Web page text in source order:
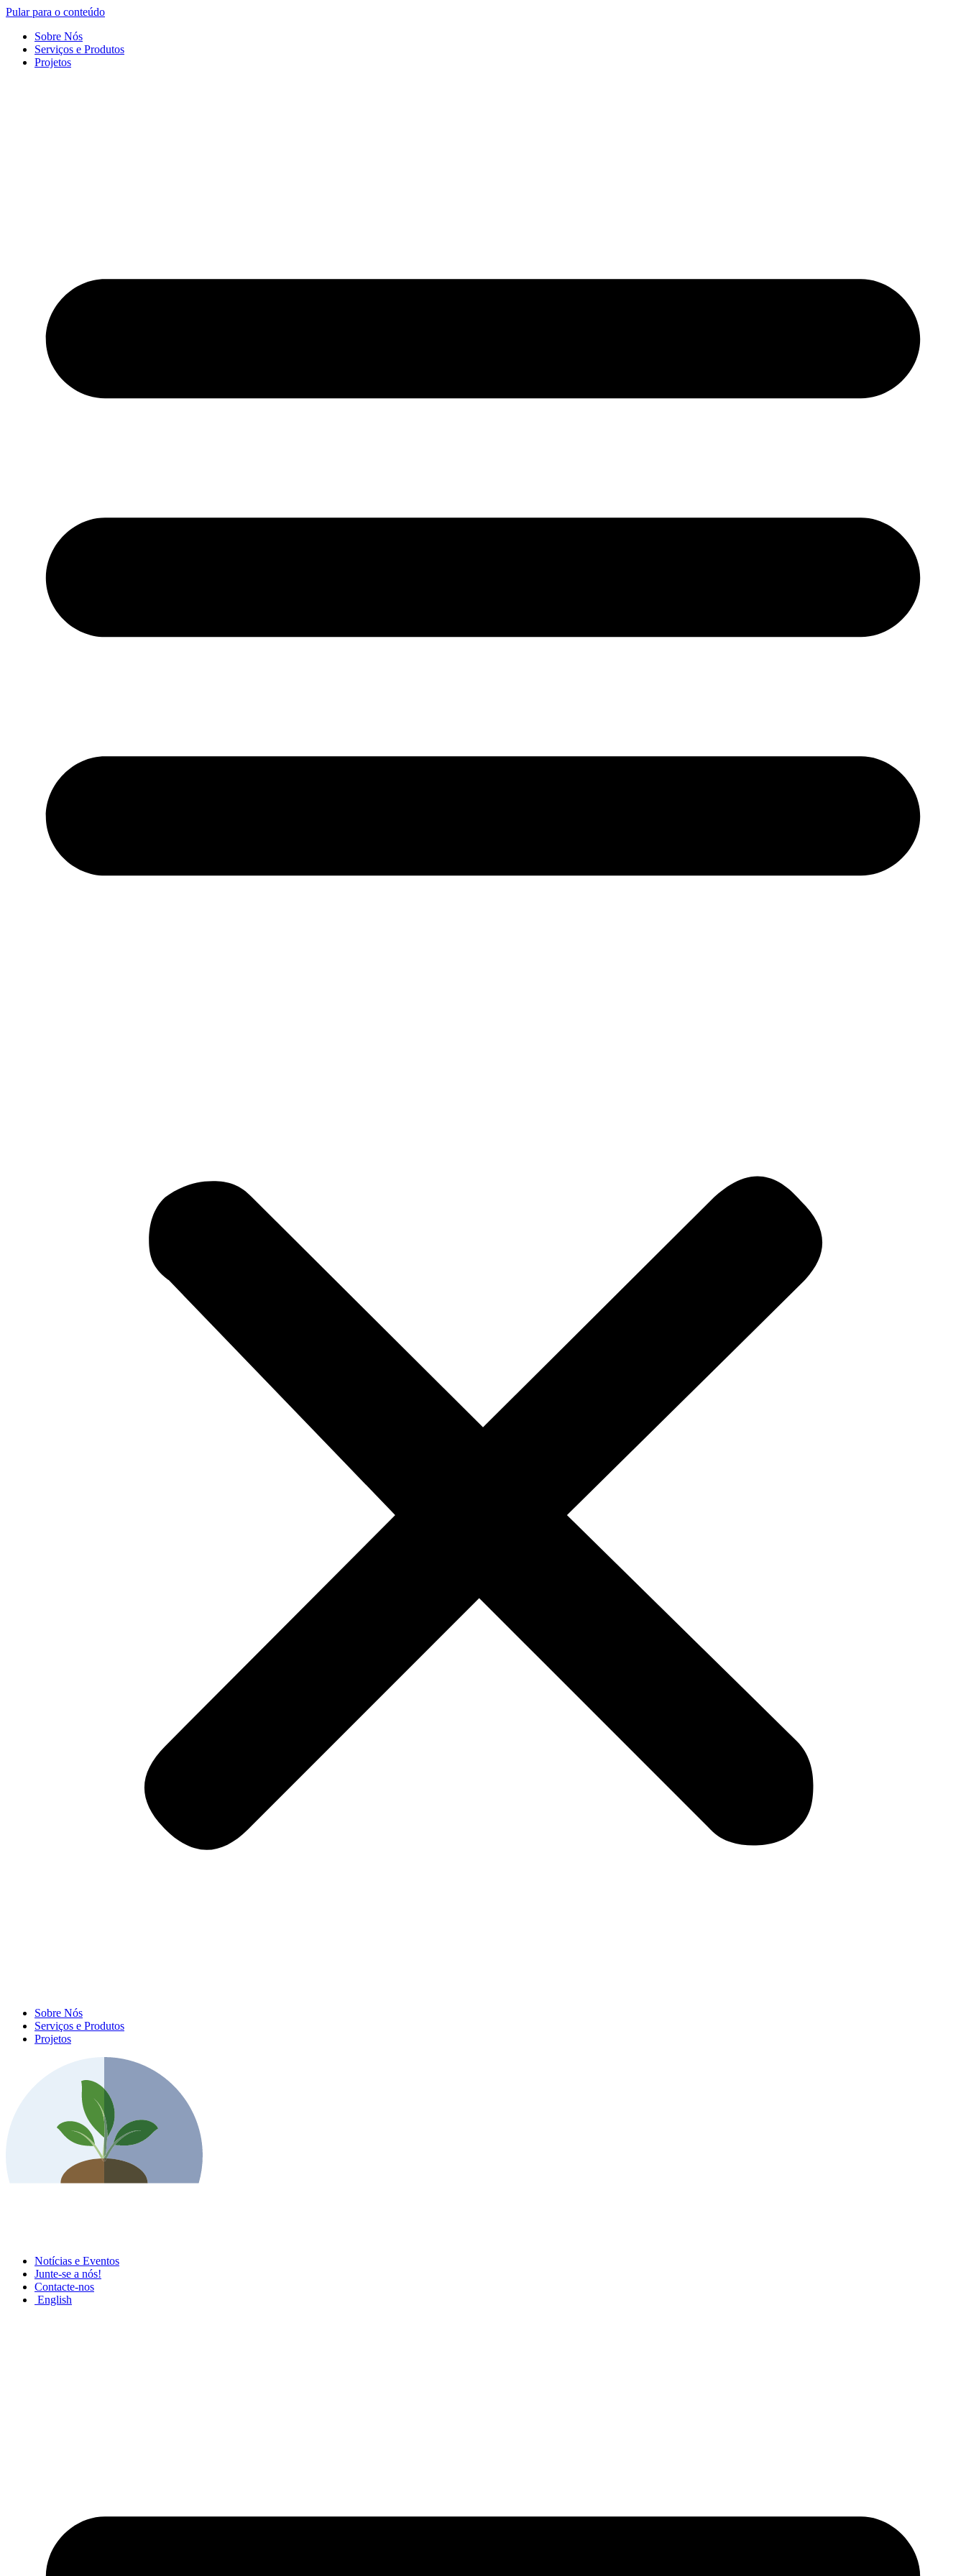
Pular para o conteúdo
Sobre Nós
Serviços e Produtos
Projetos
Sobre Nós
Serviços e Produtos
Projetos
Notícias e Eventos
Junte-se a nós!
Contacte-nos
English